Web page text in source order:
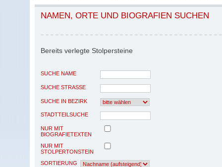
NAMEN, ORTE UND BIOGRAFIEN SUCHEN
Bereits verlegte Stolpersteine
SUCHE NAME
SUCHE STRASSE
SUCHE IN BEZIRK
STADTTEILSUCHE
NUR MIT
BIOGRAFIETEXTEN
NUR MIT
STOLPERTONSTEIN
SORTIERUNG